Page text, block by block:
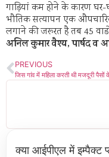
गाड़ियां कम होने के कारण घर-
भौतिक सत्यापन एक
लगाने की जरूरत है तब 45
अनिल कुमार वैश्य, पार्षद व
PREVIOUS
क्या आईपीएल में इम्पैक्ट